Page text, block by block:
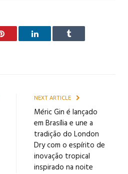
Pinterest LinkedIn Tumblr
NEXT ARTICLE
Méric Gin é lançado
em Brasília e une a
tradição do London
Dry com o espírito de
inovação tropical
inspirado na noite